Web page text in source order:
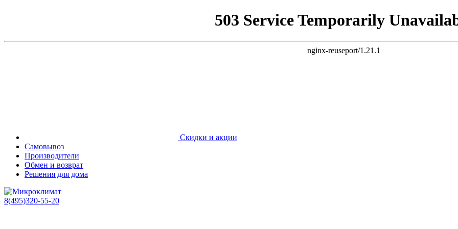
503 Service Temporarily
nginx-reuseport/1.21.1
Скидки и акции
Самовывоз
Производители
Обмен и возврат
Решения для дома
8(495)320-55-20